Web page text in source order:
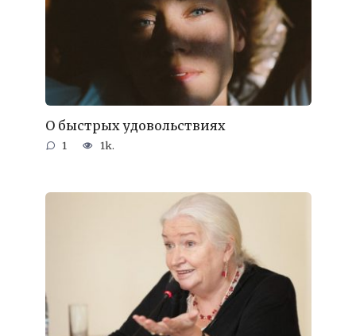
О быстрых удовольствиях
1 1k.